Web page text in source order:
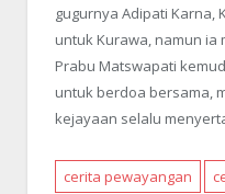
gugurnya Adipati Karna,
untuk Kurawa, namun ia
Prabu Matswapati
untuk berdoa bersama,
kejayaan selalu
cerita pewayangan